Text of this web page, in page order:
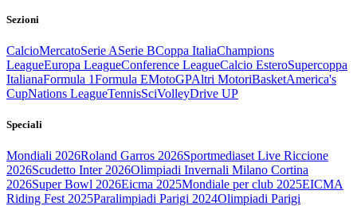
Sezioni
CalcioMercatoSerie ASerie BCoppa ItaliaChampions
LeagueEuropa LeagueConference LeagueCalcio EsteroSupercoppa
ItalianaFormula 1Formula EMotoGPAltri MotoriBasketAmerica's
CupNations LeagueTennisSciVolleyDrive UP
Speciali
Mondiali 2026Roland Garros 2026Sportmediaset Live Riccione
2026Scudetto Inter 2026Olimpiadi Invernali Milano Cortina
2026Super Bowl 2026Eicma 2025Mondiale per club 2025EICMA
Riding Fest 2025Paralimpiadi Parigi 2024Olimpiadi Parigi